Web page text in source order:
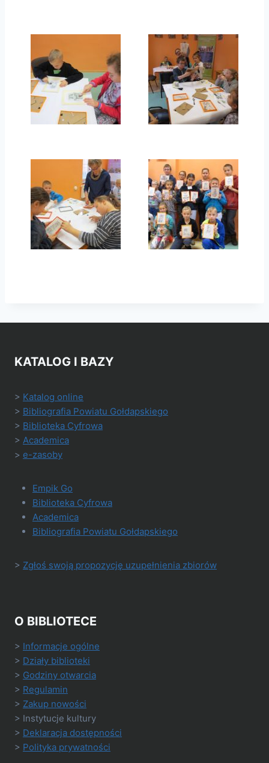
KATALOG I BAZY
> Katalog online
> Bibliografia Powiatu Gołdapskiego
> Biblioteka Cyfrowa
> Academica
> e-zasoby
Empik Go
Biblioteka Cyfrowa
Academica
Bibliografia Powiatu Gołdapskiego
> Zgłoś swoją propozycję uzupełnienia zbiorów
O BIBLIOTECE
> Informacje ogólne
> Działy biblioteki
> Godziny otwarcia
> Regulamin
> Zakup nowości
> Instytucje kultury
> Deklaracja dostępności
> Polityka prywatności